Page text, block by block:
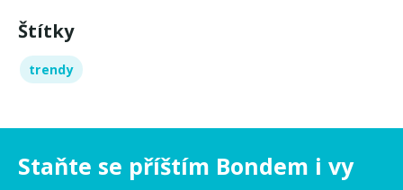
Štítky
trendy
Staňte se příštím Bondem i vy